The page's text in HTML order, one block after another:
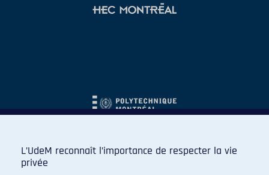
L’UdeM reconnaît l’importance de respecter la vie
privée